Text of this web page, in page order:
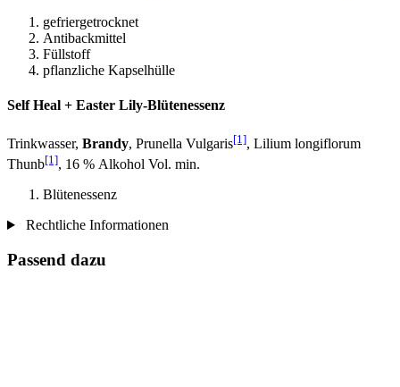
gefriergetrocknet
Antibackmittel
Füllstoff
pflanzliche Kapselhülle
Self Heal + Easter Lily-Blütenessenz
Trinkwasser, Brandy, Prunella Vulgaris[1], Lilium longiflorum
Thunb[1], 16 % Alkohol Vol. min.
Blütenessenz
Rechtliche Informationen
Passend dazu